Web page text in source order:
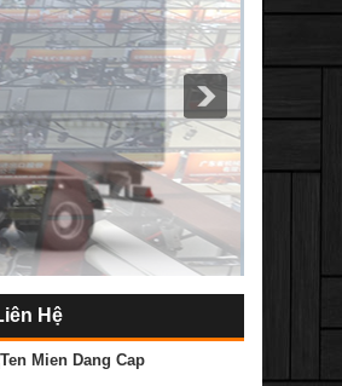
Hệ